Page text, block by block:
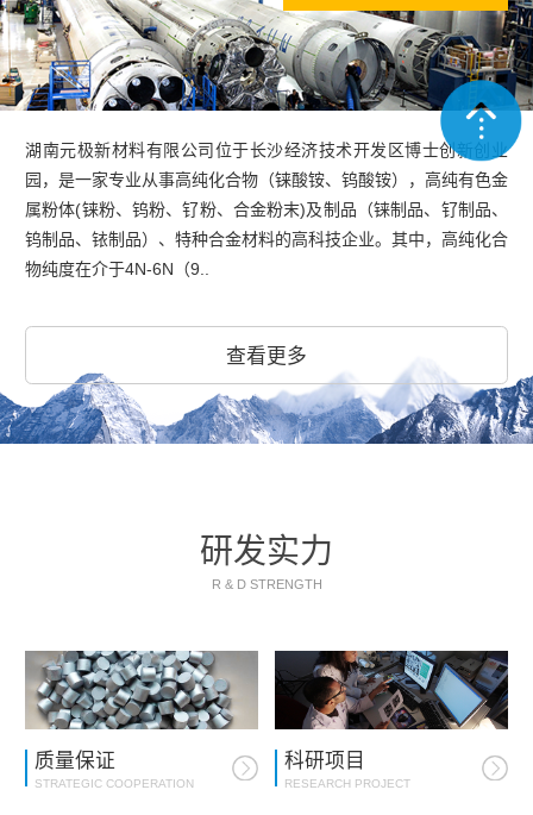
湖南元极新材料有限公司位于长沙经济技术开发区博士创新创业
园，是一家专业从事高纯化合物（铼酸铵、钨酸铵），高纯有色金
属粉体(铼粉、钨粉、钌粉、合金粉末)及制品（铼制品、钌制品、
钨制品、铱制品）、特种合金材料的高科技企业。其中，高纯化合
物纯度在介于4N-6N（9..
查看更多
研发实力
R & D STRENGTH
质量保证
STRATEGIC COOPERATION
科研项目
RESEARCH PROJECT